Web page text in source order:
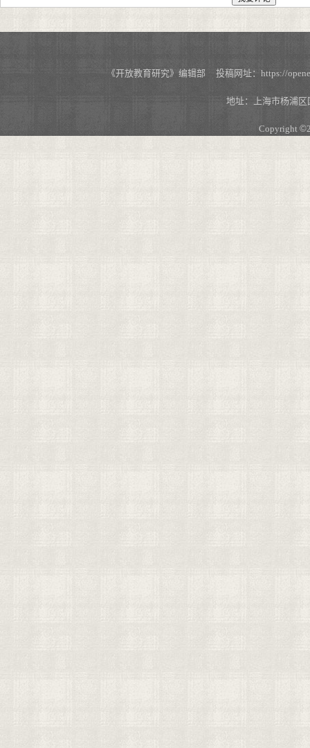
《开放教育研究》编辑部 投稿网址：https://
地址：上海市杨浦
Copyright ©